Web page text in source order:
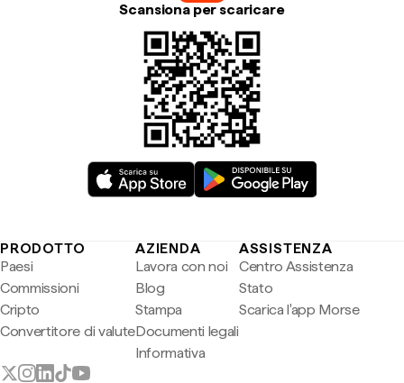
Scansiona per scaricare
PRODOTTO
Paesi
Commissioni
Cripto
Convertitore di valute
AZIENDA
Lavora con noi
Blog
Stampa
Documenti legali
Informativa
ASSISTENZA
Centro Assistenza
Stato
Scarica l'app Morse